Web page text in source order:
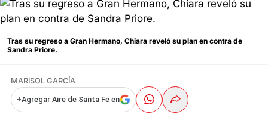
Tras su regreso a Gran Hermano, Chiara reveló su plan en contra de
Sandra Priore.
MARISOL GARCÍA
+Agregar Aire de Santa Fe en